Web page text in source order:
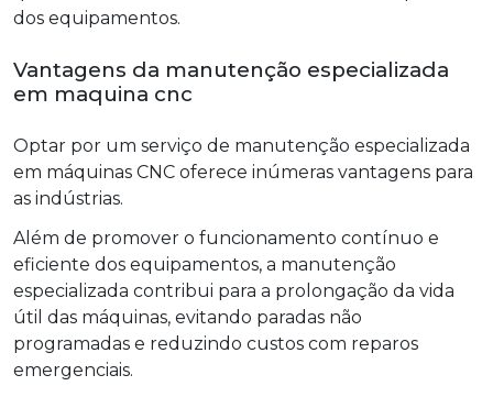
dos equipamentos.
Vantagens da manutenção especializada
em maquina cnc
Optar por um serviço de manutenção especializada
em máquinas CNC oferece inúmeras vantagens para
as indústrias.
Além de promover o funcionamento contínuo e
eficiente dos equipamentos, a manutenção
especializada contribui para a prolongação da vida
útil das máquinas, evitando paradas não
programadas e reduzindo custos com reparos
emergenciais.